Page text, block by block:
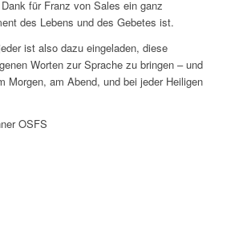
für Franz von Sales ein ganz
des Lebens und des Gebetes ist.
ist also dazu eingeladen, diese
Worten zur Sprache zu bringen – und
Morgen, am Abend, und bei jeder Heiligen
OSFS